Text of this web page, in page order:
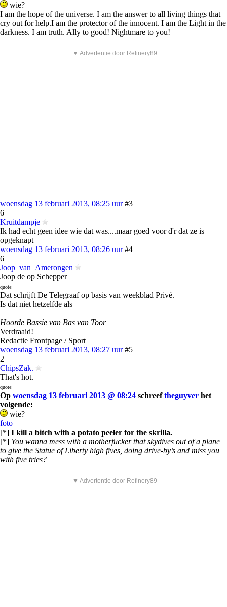
wie?
I am the hope of the universe. I am the answer to all living things that
cry out for help.I am the protector of the innocent. I am the Light in the
darkness. I am truth. Ally to good! Nightmare to you!
▼ Advertentie door Refinery89
woensdag 13 februari 2013, 08:25 uur #3
6
Kruitdampje
Ik had echt geen idee wie dat was....maar goed voor d'r dat ze is
opgeknapt
woensdag 13 februari 2013, 08:26 uur #4
6
Joop_van_Amerongen
Joop de op Schepper
quote:
Dat schrijft De Telegraaf op basis van weekblad Privé.
Is dat niet hetzelfde als
Hoorde Bassie van Bas van Toor
Verdraaid!
Redactie Frontpage / Sport
woensdag 13 februari 2013, 08:27 uur #5
2
ChipsZak.
That's hot.
quote:
Op woensdag 13 februari 2013 @ 08:24 schreeftheguyver het
volgende:
wie?
foto
[*] I kill a bitch with a potato peeler for the skrilla.
[*] You wanna mess with a motherfucker that skydives out of a plane
to give the Statue of Liberty high fives, doing drive-by’s and miss you
with five tries?
▼ Advertentie door Refinery89